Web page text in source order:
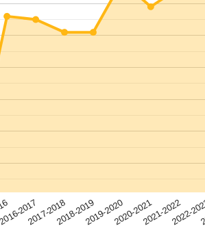
2017
2017-20182018-20192019-20202020-20212021-20222022-